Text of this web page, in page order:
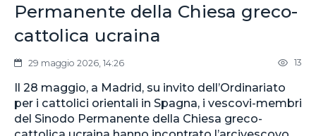
Permanente della Chiesa greco-
cattolica ucraina
29 maggio 2026, 14:26 13
Il 28 maggio, a Madrid, su invito dell’Ordinariato
per i cattolici orientali in Spagna, i vescovi-membri
del Sinodo Permanente della Chiesa greco-